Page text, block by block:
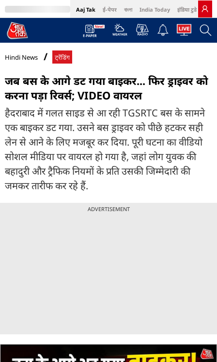
Aaj Tak ई-पेपर বাংলা India Today इंडिया टुडे हिंदी
MumbaiTak Cosmopolitan Harper's Bazaar Northeast
Hindi News ट्रेंडिंग
जब बस के आगे डट गया बाइकर... फिर ड्राइवर को
करना पड़ा रिवर्स; VIDEO वायरल
हैदराबाद में गलत साइड से आ रही TGSRTC बस के सामने
एक बाइकर डट गया. उसने बस ड्राइवर को पीछे हटकर सही
लेन से आने के लिए मजबूर कर दिया. पूरी घटना का वीडियो
सोशल मीडिया पर वायरल हो गया है, जहां लोग युवक की
बहादुरी और ट्रैफिक नियमों के प्रति उसकी जिम्मेदारी की
जमकर तारीफ कर रहे हैं.
ADVERTISEMENT